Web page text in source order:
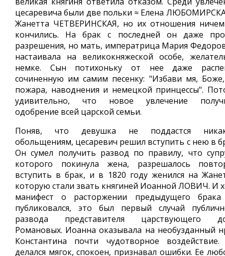
цесаревича были две польки ≈ Елена
Жанетта ЧЕТВЕРИНСКАЯ, но их отношения
кончились. На брак с последней он даже
разрешения, но мать, императрица Мария
настаивала на великокняжеской особе,
немке. Сын потихоньку от нее даже
сочиненную им самим песенку: "Избави мя,
пожара, наводнения и немецкой принцессы".
удивительно, что новое увлечение
одобрение всей царской семьи.
Поняв, что девушка не поддастся
обольщениям, цесаревич решил вступить с нею в
Он сумел получить развод по правилу, что
которого покинула жена, разрешалось
вступить в брак, и в 1820 году женился на
которую стали звать княгиней Иоанной ЛОВИЧ. И
манифест о раcторжении предыдущего
публиковался, это был первый случай
развода представителя царствующего
Романовых. Иоанна оказывала на необузданный
Константина почти чудотворное
делался мягок, спокоен, признавал ошибки. Ее